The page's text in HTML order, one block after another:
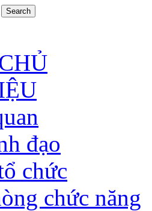
đạo
chức
chức năng